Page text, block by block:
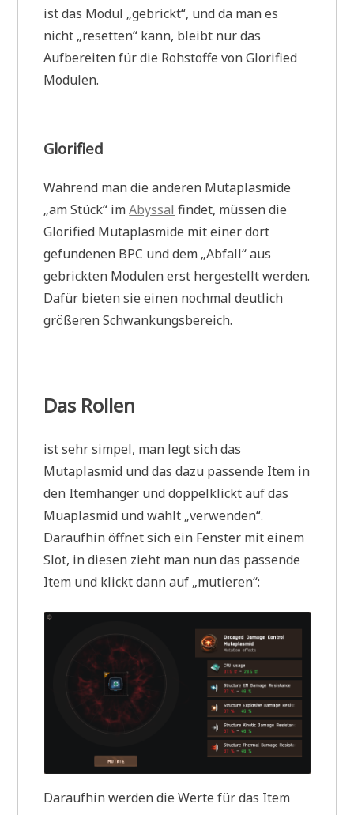
ist das Modul „gebrickt“, und da man es
nicht „resetten“ kann, bleibt nur das
Aufbereiten für die Rohstoffe von Glorified
Modulen.
Glorified
Während man die anderen Mutaplasmide
„am Stück“ imAbyssal findet, müssen die
Glorified Mutaplasmide mit einer dort
gefundenen BPC und dem „Abfall“ aus
gebrickten Modulen erst hergestellt werden.
Dafür bieten sie einen nochmal deutlich
größeren Schwankungsbereich.
Das Rollen
ist sehr simpel, man legt sich das
Mutaplasmid und das dazu passende Item in
den Itemhanger und doppelklickt auf das
Muaplasmid und wählt „verwenden“.
Daraufhin öffnet sich ein Fenster mit einem
Slot, in diesen zieht man nun das passende
Item und klickt dann auf „mutieren“:
Daraufhin werden die Werte für das Item